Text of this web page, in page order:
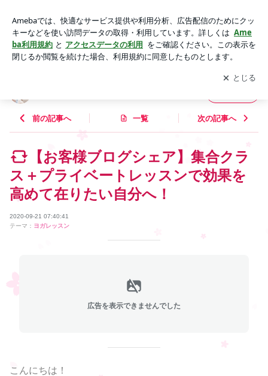
効果を高めて在りたい自分へ！ | SHANTI YOGA - Shanti Intern
ational -
アプリをダウンロードして ブログの更新通知
を受け取りまし
ょう。
開く
前の記事へ 一覧 次の記事へ
【お客様ブログシェア】集合クラ
ス＋プライベートレッスンで効果を
高めて在りたい自分へ！
2020-09-21 07:40:41
テーマ： ヨガレッスン
広告を表示できませんでした
こんにちは！